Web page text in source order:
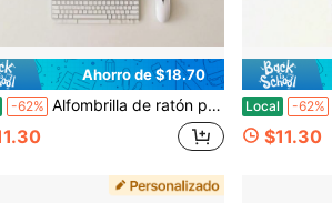
Ahorro de $18.70
-62% Alfombrilla de ratón personalizada Escritorio Ordenador Alfombrilla Personalizada Extendida Grande para Juegos, Decoración de Escritorio, Suministros y Accesorios de Oficina para Hombres y Mujeres, Ratón Portátil y Teclado Tamaño del producto 16 * 36 pulgadas (40 * 90 centímetros) Local -62%
$11.30